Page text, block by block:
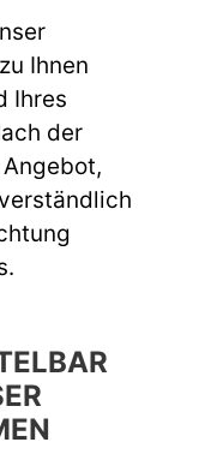
Ihnen
Ihres
der